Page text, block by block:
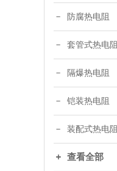
防腐热电阻
套管式热电阻
隔爆热电阻
铠装热电阻
装配式热电阻
查看全部